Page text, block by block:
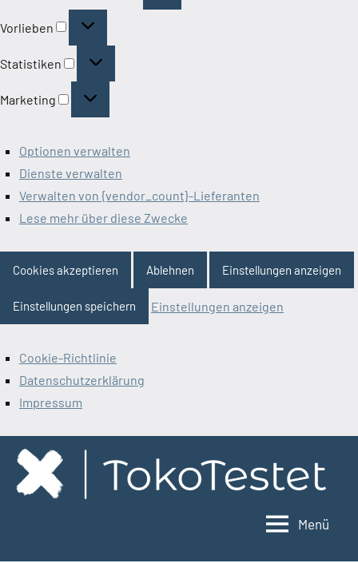
Vorlieben
Vorlieben
Statistiken
Statistiken
Marketing
Marketing
Optionen verwalten
Dienste verwalten
Verwalten von {vendor_count}-Lieferanten
Lese mehr über diese Zwecke
Cookies akzeptieren Ablehnen Einstellungen anzeigen
Einstellungen speichern Einstellungen anzeigen
Cookie-Richtlinie
Datenschutzerklärung
Impressum
Zum
Inhalt
springen
Menü